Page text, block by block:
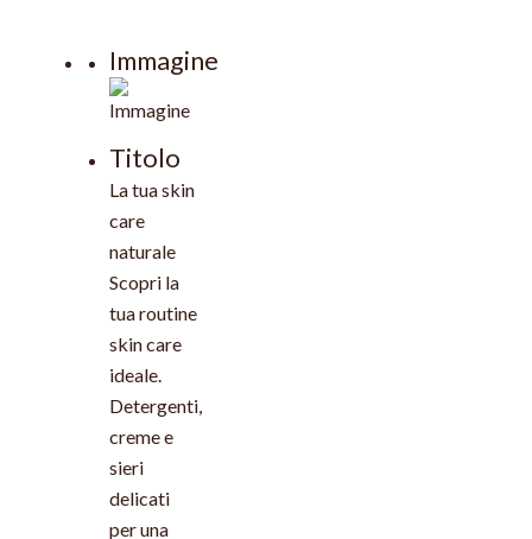
Immagine
Titolo
La tua skin
care
naturale
Scopri la
tua routine
skin care
ideale.
Detergenti,
creme e
sieri
delicati
per una